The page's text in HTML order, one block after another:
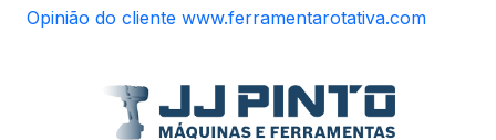
Opinião do cliente www.ferramentarotativa.com